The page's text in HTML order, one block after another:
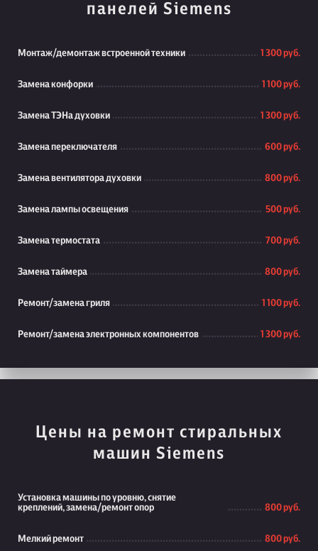
панелей Siemens
Монтаж/демонтаж встроенной техники 1 300 руб.
Замена конфорки 1 100 руб.
Замена ТЭНа духовки 1 300 руб.
Замена переключателя 600 руб.
Замена вентилятора духовки 800 руб.
Замена лампы освещения 500 руб.
Замена термостата 700 руб.
Замена таймера 800 руб.
Ремонт/замена гриля 1 100 руб.
Ремонт/замена электронных компонентов 1 300 руб.
Цены на ремонт стиральных
машин Siemens
Установка машины по уровню, снятие
креплений, замена/ремонт опор
800 руб.
Мелкий ремонт 800 руб.